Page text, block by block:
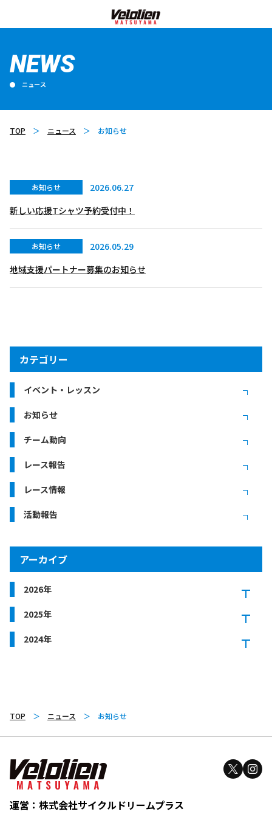
NEWS
ニュース
TOP ニュース お知らせ
お知らせ
2026.06.27
新しい応援Tシャツ予約受付中！
お知らせ
2026.05.29
地域支援パートナー募集のお知らせ
カテゴリー
イベント・レッスン
お知らせ
チーム動向
レース報告
レース情報
活動報告
アーカイブ
2026年
2025年
2024年
TOP ニュース お知らせ
運営：株式会社サイクルドリームプラス